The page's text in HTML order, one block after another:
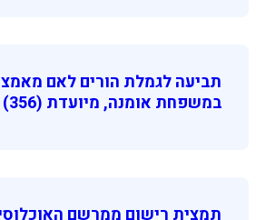
תביעה לגמלת הורים לאם
במשפחת אומנה, מיועדת (356)
תמצית רישום ממרשם